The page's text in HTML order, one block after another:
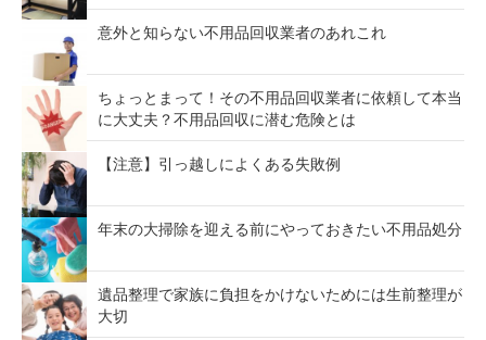
意外と知らない不用品回収業者のあれこれ
ちょっとまって！その不用品回収業者に依頼して本当
に大丈夫？不用品回収に潜む危険とは
【注意】引っ越しによくある失敗例
年末の大掃除を迎える前にやっておきたい不用品処分
遺品整理で家族に負担をかけないためには生前整理が
大切